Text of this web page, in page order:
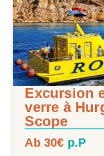
Excursion
verre à
Scope
Ab 30€ p.P